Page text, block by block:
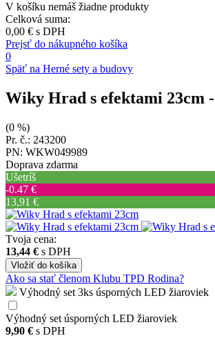
V košíku nemáš žiadne produkty
Celková suma:
0,00 € s DPH
Prejsť do nákupného košíka
0
Späť na Herné sety a budovy
Wiky Hrad s efektami 23cm -
(0 %)
Pr. č.: 243200
PN: WKW049989
Doprava zdarma
Ušetríš
‐0.47 €
13,91 €
Tvoja cena:
13,44 € s DPH
Vložiť do košíka
Ako sa stať členom Klubu TPD Rodina?
Výhodný set 3ks úsporných LED žiaroviek
Výhodný set úsporných LED žiaroviek
9,90 € s DPH